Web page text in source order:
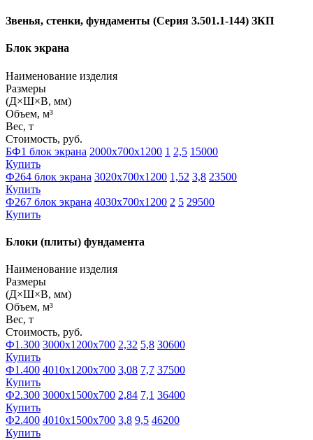
Звенья, стенки, фундаменты (Серия 3.501.1-144) ЗКП
Блок экрана
Наименование изделия
Размеры
(Д×Ш×В, мм)
Объем, м³
Вес, т
Стоимость, руб.
БФ1 блок экрана 2000х700х1200 1 2,5 15000
Купить
Ф264 блок экрана 3020х700х1200 1,52 3,8 23500
Купить
Ф267 блок экрана 4030х700х1200 2 5 29500
Купить
Блоки (плиты) фундамента
Наименование изделия
Размеры
(Д×Ш×В, мм)
Объем, м³
Вес, т
Стоимость, руб.
Ф1.300 3000х1200х700 2,32 5,8 30600
Купить
Ф1.400 4010х1200х700 3,08 7,7 37500
Купить
Ф2.300 3000х1500х700 2,84 7,1 36400
Купить
Ф2.400 4010х1500х700 3,8 9,5 46200
Купить